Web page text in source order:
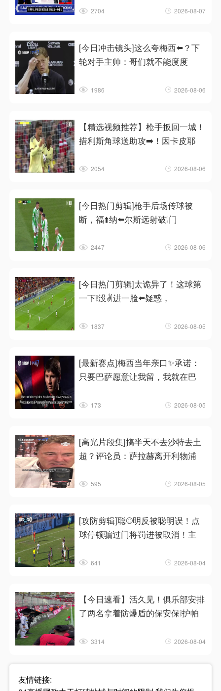
2704 2026-08-07
[今日冲击镜头]这么夸梅西⬅️？下
轮对手主帅：哥们就不能度度
1986 2026-08-06
【精选视频推荐】枪手扳回一城！
措利斯角球送助攻➡️！因卡皮耶
2054 2026-08-06
[今日热门剪辑]枪手后场传球被
断，福⬆️纳⬅️尔斯远射破❕门
2447 2026-08-06
[今日热门剪辑]太诡异了！这球第
一下❕没✌️进一脸⬅️疑惑，
1837 2026-08-05
[最新赛点]梅西当年亲口✨承诺：
只要巴萨愿意让我留，我就在巴
173 2026-08-05
[高光片段集]搞半天不去沙特去土
超？评论员：萨拉赫离开利物浦
595 2026-08-05
[攻防剪辑]聪⚾明反被聪明误！点
球停顿骗过门将罚进被取消！主
641 2026-08-04
【今日速看】活久见！俱乐部安排
了两名拿着防爆盾的保安保❕护帕
3314 2026-08-04
友情链接: